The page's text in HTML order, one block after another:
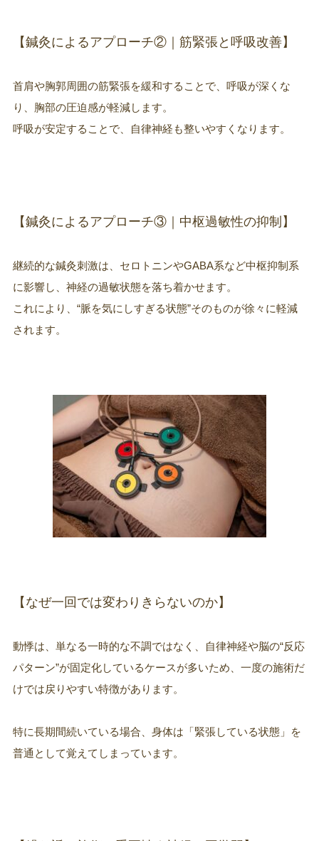
【鍼灸によるアプローチ②｜筋緊張と呼吸改善】
首肩や胸郭周囲の筋緊張を緩和することで、呼吸が深くな
り、胸部の圧迫感が軽減します。
呼吸が安定することで、自律神経も整いやすくなります。
【鍼灸によるアプローチ③｜中枢過敏性の抑制】
継続的な鍼灸刺激は、セロトニンやGABA系など中枢抑制系
に影響し、神経の過敏状態を落ち着かせます。
これにより、“脈を気にしすぎる状態”そのものが徐々に軽減
されます。
【なぜ一回では変わりきらないのか】
動悸は、単なる一時的な不調ではなく、自律神経や脳の“反応
パターン”が固定化しているケースが多いため、一度の施術だ
けでは戻りやすい特徴があります。
特に長期間続いている場合、身体は「緊張している状態」を
普通として覚えてしまっています。